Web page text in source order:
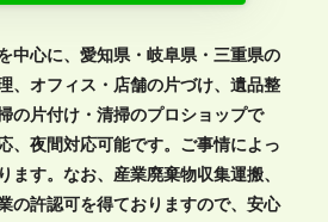
中心に、愛知県・岐阜県・三重県の
、オフィス・店舗の片づけ、遺品整
の片付け・清掃のプロショップで
、夜間対応可能です。ご事情によっ
ます。なお、産業廃棄物収集運搬、
の許認可を得ておりますので、安心